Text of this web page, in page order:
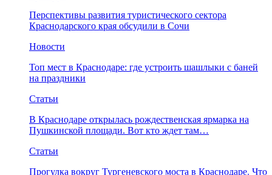
Перспективы развития туристического сектора
Краснодарского края обсудили в Сочи
Новости
Топ мест в Краснодаре: где устроить шашлыки с баней
на праздники
Статьи
В Краснодаре открылась рождественская ярмарка на
Пушкинской площади. Вот кто ждет там…
Статьи
Прогулка вокруг Тургеневского моста в Краснодаре. Что